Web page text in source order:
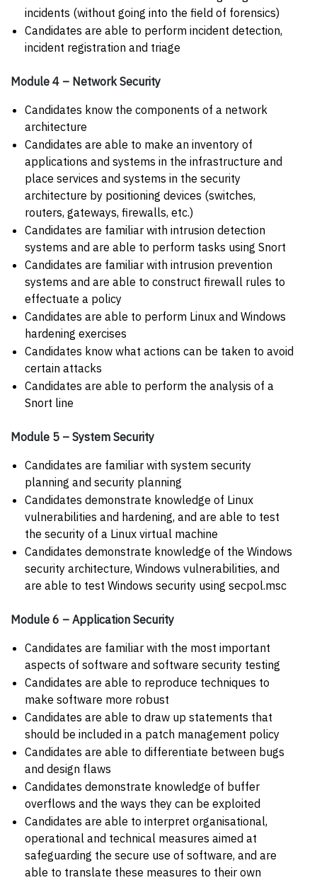
incidents (without going into the field of forensics)
Candidates are able to perform incident detection,
incident registration and triage
Module 4 – Network Security
Candidates know the components of a network
architecture
Candidates are able to make an inventory of
applications and systems in the infrastructure and
place services and systems in the security
architecture by positioning devices (switches,
routers, gateways, firewalls, etc.)
Candidates are familiar with intrusion detection
systems and are able to perform tasks using Snort
Candidates are familiar with intrusion prevention
systems and are able to construct firewall rules to
effectuate a policy
Candidates are able to perform Linux and Windows
hardening exercises
Candidates know what actions can be taken to avoid
certain attacks
Candidates are able to perform the analysis of a
Snort line
Module 5 – System Security
Candidates are familiar with system security
planning and security planning
Candidates demonstrate knowledge of Linux
vulnerabilities and hardening, and are able to test
the security of a Linux virtual machine
Candidates demonstrate knowledge of the Windows
security architecture, Windows vulnerabilities, and
are able to test Windows security using secpol.msc
Module 6 – Application Security
Candidates are familiar with the most important
aspects of software and software security testing
Candidates are able to reproduce techniques to
make software more robust
Candidates are able to draw up statements that
should be included in a patch management policy
Candidates are able to differentiate between bugs
and design flaws
Candidates demonstrate knowledge of buffer
overflows and the ways they can be exploited
Candidates are able to interpret organisational,
operational and technical measures aimed at
safeguarding the secure use of software, and are
able to translate these measures to their own